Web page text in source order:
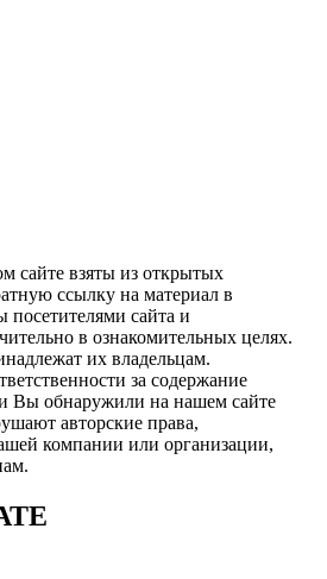
сайте взяты из открытых
ссылку на материал в
посетителями сайта и
в ознакомительных целях.
их владельцам.
за содержание
Вы обнаружили на нашем сайте
авторские права,
компании или организации,